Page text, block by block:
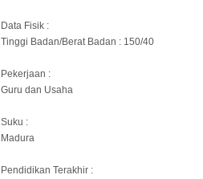
Data Fisik :
Tinggi Badan/Berat Badan : 150/40
Pekerjaan :
Guru dan Usaha
Suku :
Madura
Pendidikan Terakhir :